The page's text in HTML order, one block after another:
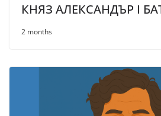
КНЯЗ АЛЕКСАНДЪР I
2 months